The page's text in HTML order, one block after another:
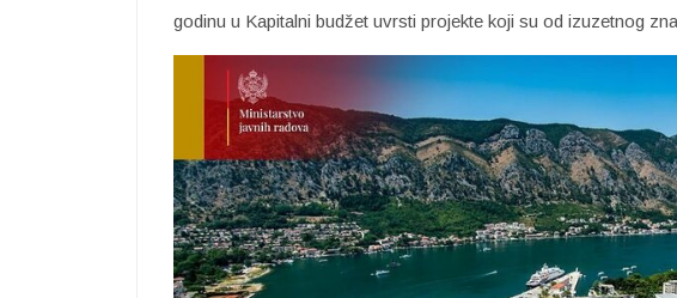
godinu u Kapitalni budžet uvrsti projekte koji su od izuzetnog